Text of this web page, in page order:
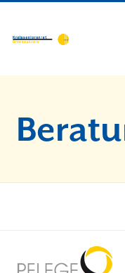
Unsere Aufgaben